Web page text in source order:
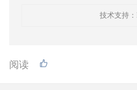
技术支持
阅读